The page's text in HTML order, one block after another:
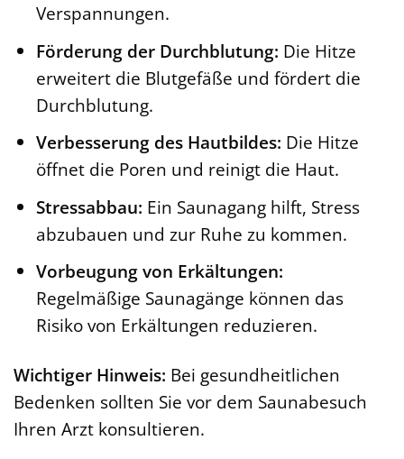
Verspannungen.
Förderung der Durchblutung: Die Hitze
erweitert die Blutgefäße und fördert die
Durchblutung.
Verbesserung des Hautbildes: Die Hitze
öffnet die Poren und reinigt die Haut.
Stressabbau: Ein Saunagang hilft, Stress
abzubauen und zur Ruhe zu kommen.
Vorbeugung von Erkältungen:
Regelmäßige Saunagänge können das
Risiko von Erkältungen reduzieren.
Wichtiger Hinweis: Bei gesundheitlichen
Bedenken sollten Sie vor dem Saunabesuch
Ihren Arzt konsultieren.